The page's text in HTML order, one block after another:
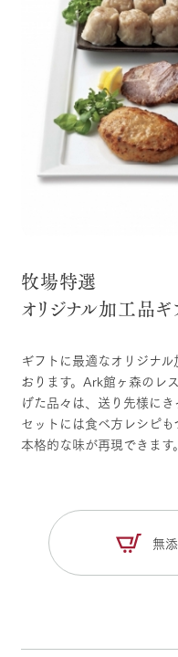
牧場特選
オリジナル加工品ギ
ギフトに最適なオリジナ
おります。Ark館ヶ森のレ
げた品々は、送り先様に
セットには食べ方レシピ
本格的な味が再現できます。
無